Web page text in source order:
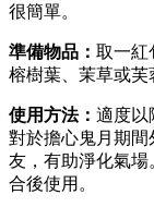
很簡單。
準備物品： 取一紅
榕樹葉、茉草或芙
使用方法： 適度以
對於擔心鬼月期間
友，有助淨化氣
合後使用。